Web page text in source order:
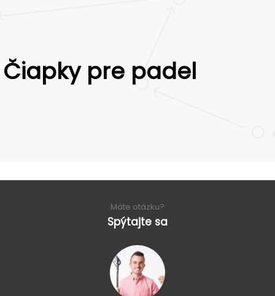
Čiapky pre padel
Máte otázku?
Spýtajte sa